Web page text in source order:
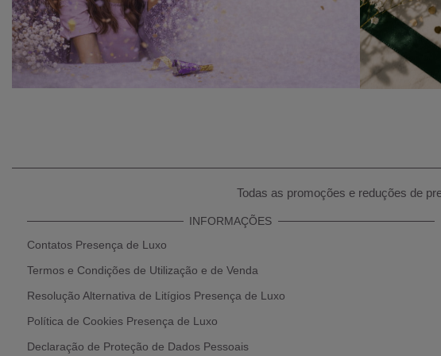
Todas as promoções e reduções de
INFORMAÇÕES
Contatos Presença de Luxo
Termos e Condições de Utilização e de Venda
Resolução Alternativa de Litígios Presença de Luxo
Política de Cookies Presença de Luxo
Declaração de Proteção de Dados Pessoais